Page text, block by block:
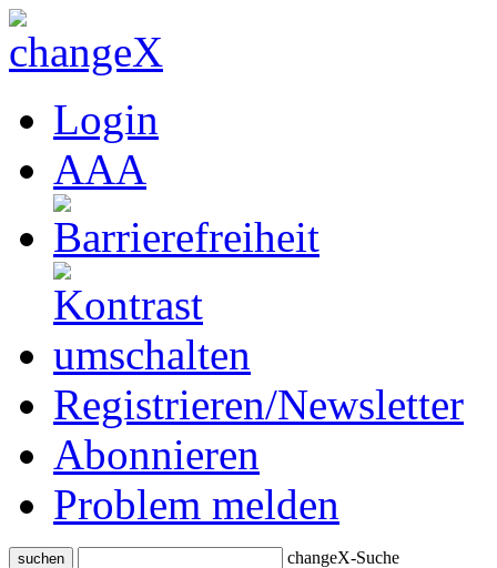
Login
AAA
Registrieren/Newsletter
Abonnieren
Problem melden
suchen changeX-Suche